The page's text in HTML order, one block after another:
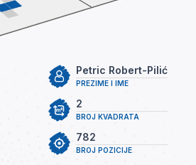
PREZIME I IME
Petric Robert-Pilić
BROJ KVADRATA
2
BROJ POZICIJE
782